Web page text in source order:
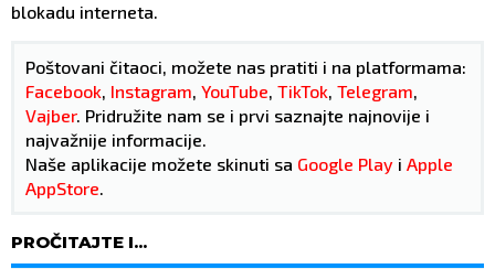
blokadu interneta.
Poštovani čitaoci, možete nas pratiti i na platformama:
Facebook, Instagram, YouTube, TikTok, Telegram,
Vajber. Pridružite nam se i prvi saznajte najnovije i
najvažnije informacije.
Naše aplikacije možete skinuti sa Google Play i Apple
AppStore.
PROČITAJTE I...